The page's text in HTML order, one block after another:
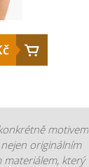
motivem
originálním
který